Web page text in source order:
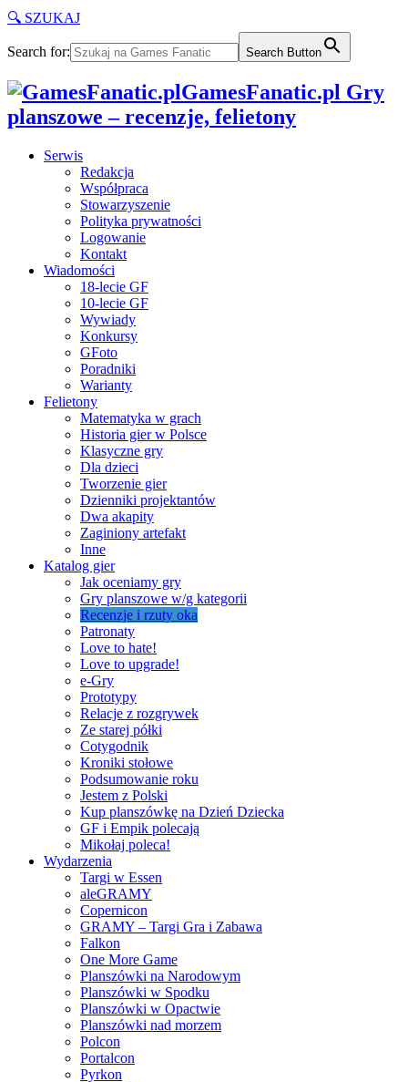
🔍 SZUKAJ
Search for: Search Button
GamesFanatic.pl Gry
planszowe – recenzje, felietony
Serwis
Redakcja
Współpraca
Stowarzyszenie
Polityka prywatności
Logowanie
Kontakt
Wiadomości
18-lecie GF
10-lecie GF
Wywiady
Konkursy
GFoto
Poradniki
Warianty
Felietony
Matematyka w grach
Historia gier w Polsce
Klasyczne gry
Dla dzieci
Tworzenie gier
Dzienniki projektantów
Dwa akapity
Zaginiony artefakt
Inne
Katalog gier
Jak oceniamy gry
Gry planszowe w/g kategorii
Recenzje i rzuty oka
Patronaty
Love to hate!
Love to upgrade!
e-Gry
Prototypy
Relacje z rozgrywek
Ze starej półki
Cotygodnik
Kroniki stołowe
Podsumowanie roku
Jestem z Polski
Kup planszówkę na Dzień Dziecka
GF i Empik polecają
Mikołaj poleca!
Wydarzenia
Targi w Essen
aleGRAMY
Copernicon
GRAMY – Targi Gra i Zabawa
Falkon
One More Game
Planszówki na Narodowym
Planszówki w Spodku
Planszówki w Opactwie
Planszówki nad morzem
Polcon
Portalcon
Pyrkon